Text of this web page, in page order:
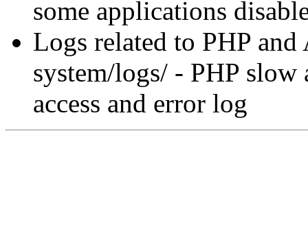
some applications
Logs related to PHP
system/logs/ - PHP slow
access and error log